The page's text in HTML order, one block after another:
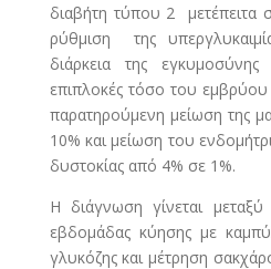
διαβήτη τύπου 2 μετέπειτα
ρύθμιση της
διάρκεια της εγκυμοσύνης
επιπλοκές τόσο του
παρατηρούμενη μείωση της
10% και μείωση του
δυστοκίας από 4% σε 1%.
Η διάγνωση γίνεται
εβδομάδας κύησης με
γλυκόζης και μέτρηση